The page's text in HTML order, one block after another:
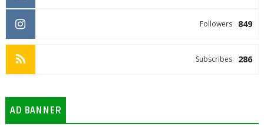
849
Followers
286
Subscribes
AD BANNER